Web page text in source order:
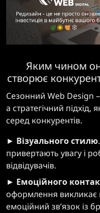
Яким чином
створює
Сезонний Web Design
а стратегічний
серед конкурентів.
► Візуального стилю
привертають увагу і
відвідувачів.
► Емоційного
оформлення викликає
емоційний зв’язок із